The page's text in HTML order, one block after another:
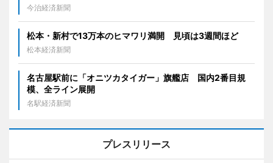
今治経済新聞
松本・新村で13万本のヒマワリ満開 見頃は3週間ほど
松本経済新聞
名古屋駅前に「オニツカタイガー」旗艦店 国内2番目規
模、全ライン展開
名駅経済新聞
プレスリリース